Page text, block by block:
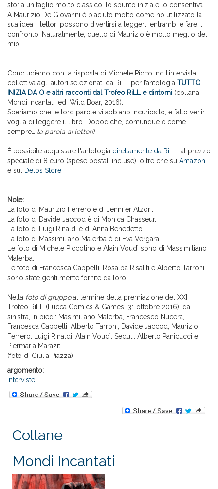
storia un taglio molto classico, lo spunto iniziale lo consentiva.
A Maurizio De Giovanni è piaciuto molto come ho utilizzato la
sua idea: i lettori possono divertirsi a leggerli entrambi e fare il
confronto. Naturalmente, quello di Maurizio è molto meglio del
mio.”
Concludiamo con la risposta di Michele Piccolino l’intervista
collettiva agli autori selezionati da RiLL per l’antologia TUTTO
INIZIA DA O e altri racconti dal Trofeo RiLL e dintorni (collana
Mondi Incantati, ed. Wild Boar, 2016).
Speriamo che le loro parole vi abbiano incuriosito, e fatto venir
voglia di leggere il libro. Dopodiché, comunque e come
sempre… la parola ai lettori!
È possibile acquistare l'antologia direttamente da RiLL
, al prezzo
speciale di 8 euro (spese postali incluse), oltre che su Amazon
e sul
Delos Store
Note:
La foto di Maurizio Ferrero è di Jennifer Atzori.
La foto di Davide Jaccod è di Monica Chasseur.
La foto di Luigi Rinaldi è di Anna Benedetto.
La foto di Massimiliano Malerba è di Eva Vergara.
Le foto di Michele Piccolino e Alain Voudì sono di Massimiliano
Malerba.
Le foto di Francesca Cappelli, Rosalba Risaliti e Alberto Tarroni
sono state gentilmente fornite da loro.
Nella foto di gruppoal termine della premiazione del XXII
Trofeo RiLL (Lucca Comics & Games, 31 ottobre 2016), da
sinistra, in piedi: Masimiliano Malerba, Francesco Nucera,
Francesca Cappelli, Alberto Tarroni, Davide Jaccod, Maurizio
Ferrero, Luigi Rinaldi, Alain Voudì. Seduti: Alberto Panicucci e
Piermaria Maraziti.
(foto di Giulia Piazza)
argomento:
Interviste
Collane
Mondi Incantati